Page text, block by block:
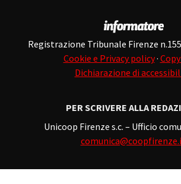
Registrazione Tribunale Firenze
Cookie e Privacy policy·
Dichiarazione di
PER SCRIVERE ALLA
Unicoop Firenze s.c. – Ufficio